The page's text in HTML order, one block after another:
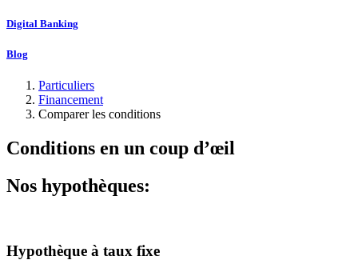
Digital Banking
Blog
Particuliers
Financement
Comparer les conditions
Conditions en un coup d’œil
Nos hypothèques:
Hypothèque à taux fixe